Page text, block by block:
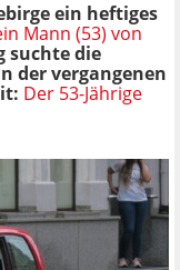
ein heftiges
Mann (53) von
suchte die
der vergangenen
Der 53-Jährige